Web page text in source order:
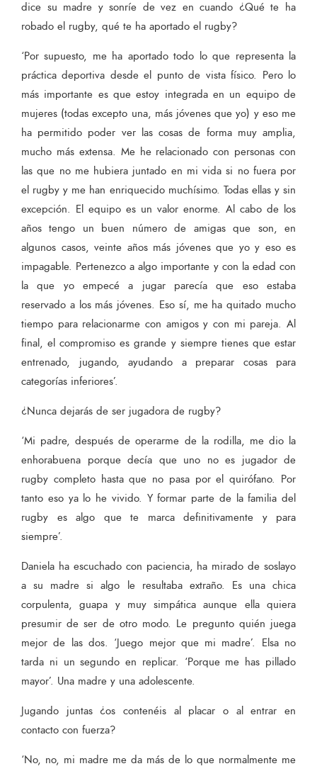
dice su madre y sonríe de vez en cuando ¿Qué te ha
robado el rugby, qué te ha aportado el rugby?
‘Por supuesto, me ha aportado todo lo que representa la
práctica deportiva desde el punto de vista físico. Pero lo
más importante es que estoy integrada en un equipo de
mujeres (todas excepto una, más jóvenes que yo) y eso me
ha permitido poder ver las cosas de forma muy amplia,
mucho más extensa. Me he relacionado con personas con
las que no me hubiera juntado en mi vida si no fuera por
el rugby y me han enriquecido muchísimo. Todas ellas y sin
excepción. El equipo es un valor enorme. Al cabo de los
años tengo un buen número de amigas que son, en
algunos casos, veinte años más jóvenes que yo y eso es
impagable. Pertenezco a algo importante y con la edad con
la que yo empecé a jugar parecía que eso estaba
reservado a los más jóvenes. Eso sí, me ha quitado mucho
tiempo para relacionarme con amigos y con mi pareja. Al
final, el compromiso es grande y siempre tienes que estar
entrenado, jugando, ayudando a preparar cosas para
categorías inferiores’.
¿Nunca dejarás de ser jugadora de rugby?
‘Mi padre, después de operarme de la rodilla, me dio la
enhorabuena porque decía que uno no es jugador de
rugby completo hasta que no pasa por el quirófano. Por
tanto eso ya lo he vivido. Y formar parte de la familia del
rugby es algo que te marca definitivamente y para
siempre’.
Daniela ha escuchado con paciencia, ha mirado de soslayo
a su madre si algo le resultaba extraño. Es una chica
corpulenta, guapa y muy simpática aunque ella quiera
presumir de ser de otro modo. Le pregunto quién juega
mejor de las dos. ‘Juego mejor que mi madre’. Elsa no
tarda ni un segundo en replicar. ‘Porque me has pillado
mayor’. Una madre y una adolescente.
Jugando juntas ¿os contenéis al placar o al entrar en
contacto con fuerza?
‘No, no, mi madre me da más de lo que normalmente me